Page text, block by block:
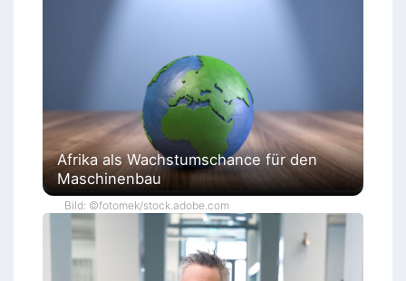
Afrika als Wachstumschance für den
Maschinenbau
Bild: ©fotomek/stock.adobe.com